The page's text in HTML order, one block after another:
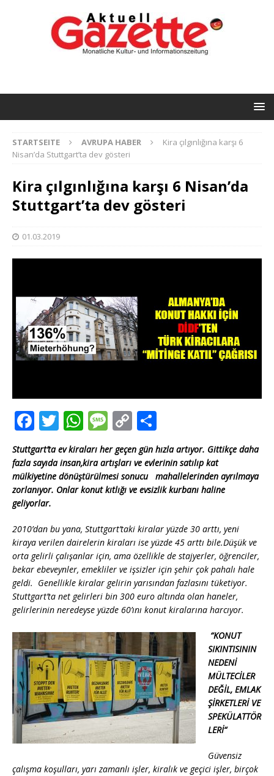
STARTSEITE AVRUPA HABER
Kira çılgınlığına karşı 6
Nisan’da Stuttgart’ta dev gösteri
Kira çılgınlığına karşı 6 Nisan’da
Stuttgart’ta dev gösteri
01.03.2019
F
a
c
e
b
o
o
k
T
w
it
te
r
W
h
at
s
A
p
M
e
ss
a
g
C
o
p
y
Li
n
k
ei
le
n
Stuttgart’ta ev kiraları her geçen gün hızla artıyor. Gittikçe daha
fazla sayıda insan,kira artışları ve evlerinin satılıp kat
mülkiyetine dönüştürülmesi sonucu mahallelerinden ayrılmaya
zorlanıyor. Onlar konut kıtlığı ve evsizlik kurbanı haline
geliyorlar.
2010’dan bu yana, Stuttgart’taki kiralar yüzde 30 arttı, yeni
kiraya verilen dairelerin kiraları ise yüzde 45 arttı bile.Düşük ve
orta gelirli çalışanlar için, ama özellikle de stajyerler, öğrenciler,
bekar ebeveynler, emekliler ve işsizler için şehir çok pahalı hale
geldi. Genellikle kiralar gelirin yarısından fazlasını tüketiyor.
Stuttgart’ta net gelirleri bin 300 euro altında olan haneler,
gelirlerinin neredeyse yüzde 60’ını konut kiralarına harcıyor.
“KONUT
SIKINTISININ
NEDENİ
MÜLTECİLER
DEĞİL, EMLAK
ŞİRKETLERİ VE
SPEKÜLATTÖR
LERİ“
Güvensiz
çalışma koşulları, yarı zamanlı işler, kiralık ve geçici işler, birçok